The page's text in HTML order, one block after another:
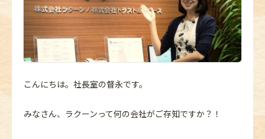
こんにちは。社長室の督永です。
みなさん、ラクーンって何の会社がご存知ですか？！